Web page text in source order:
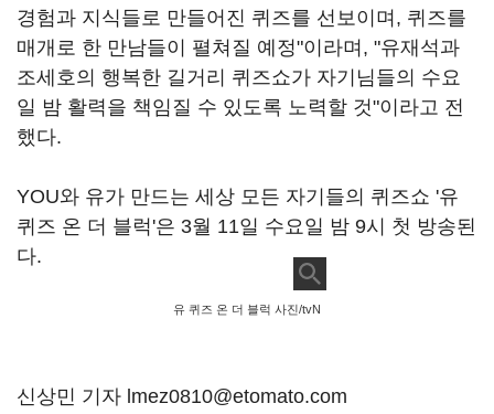
경험과 지식들로 만들어진 퀴즈를 선보이며 , 퀴즈를
매개로 한 만남들이 펼쳐질 예정"이라며 , "유재석과
조세호의 행복한 길거리 퀴즈쇼가 자기님들의 수요
일 밤 활력을 책임질 수 있도록 노력할 것"이라고 전
했다.
YOU와 유가 만드는 세상 모든 자기들의 퀴즈쇼 '유
퀴즈 온 더 블럭'은 3월 11일 수요일 밤 9시 첫 방송된
다.
유 퀴즈 온 더 블럭 사진/tvN
신상민 기자 lmez0810@etomato.com